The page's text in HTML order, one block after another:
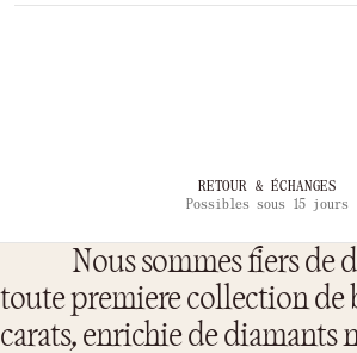
RETOUR & ÉCHANGES
Possibles sous 15 jours
Nous sommes fiers de
toute premiere collection de
carats, enrichie de diamants